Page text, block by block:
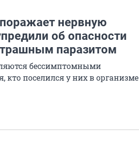
нервную
об опасности
паразитом
бессимптомными
кто поселился у них в организме